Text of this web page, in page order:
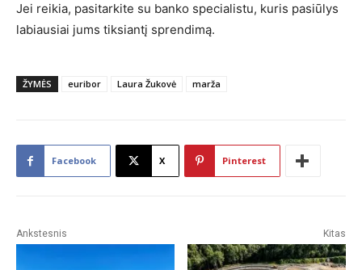
Jei reikia, pasitarkite su banko specialistu, kuris pasiūlys
labiausiai jums tiksiantį sprendimą.
ŽYMĖS euribor Laura Žukovė marža
Facebook X Pinterest
Ankstesnis Kitas